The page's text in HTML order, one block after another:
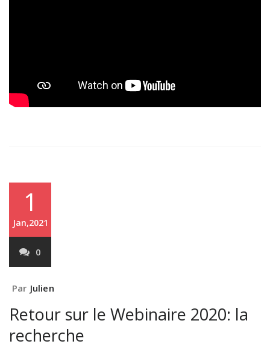
1
Jan,2021
0
Par Julien
Retour sur le Webinaire 2020: la
recherche